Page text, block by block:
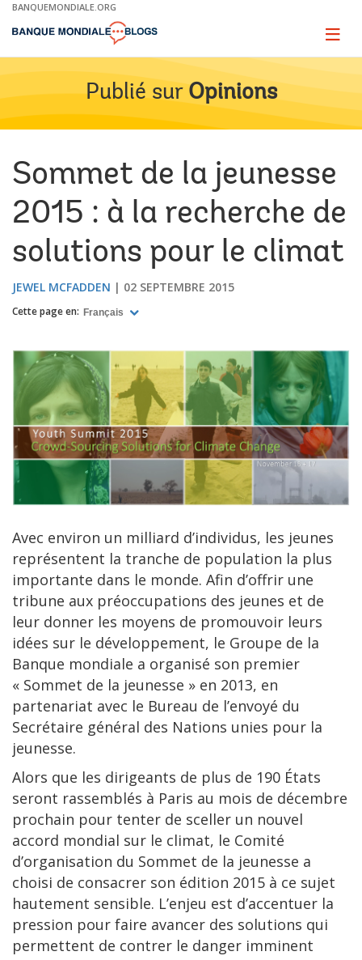
Skip
Main
BANQUEMONDIALE.ORG
Page
Publié sur Opinions
Sommet de la jeunesse
2015 : à la recherche de
solutions pour le climat
JEWEL MCFADDEN 02 SEPTEMBRE 2015
Cette page en: Français
Avec environ un milliard d’individus, les jeunes
représentent la tranche de population la plus
importante dans le monde. Afin d’offrir une
tribune aux préoccupations des jeunes et de
leur donner les moyens de promouvoir leurs
idées sur le développement, le Groupe de la
Banque mondiale a organisé son premier
« Sommet de la jeunesse » en 2013, en
partenariat avec le Bureau de l’envoyé du
Secrétaire général des Nations unies pour la
jeunesse.
Alors que les dirigeants de plus de 190 États
seront rassemblés à Paris au mois de décembre
prochain pour tenter de sceller un nouvel
accord mondial sur le climat, le Comité
d’organisation du Sommet de la jeunesse a
choisi de consacrer son édition 2015 à ce sujet
hautement sensible. L’enjeu est d’accentuer la
pression pour faire avancer des solutions qui
permettent de contrer le danger imminent